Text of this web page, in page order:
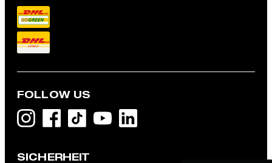
FOLLOW US
SICHERHEIT